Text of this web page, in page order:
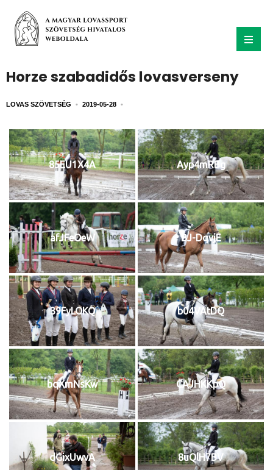
Horze szabadidős lovasverseny
LOVAS SZÖVETSÉG • 2019-05-28 •
85EU1X4A Ayp4mRBg
afJFeOeW BJ-DqvjE
39FyLOKQ b04VAtDQ
bqXmNsKw CAJHKKpQ
dGixUwvA 8uQlH7BV